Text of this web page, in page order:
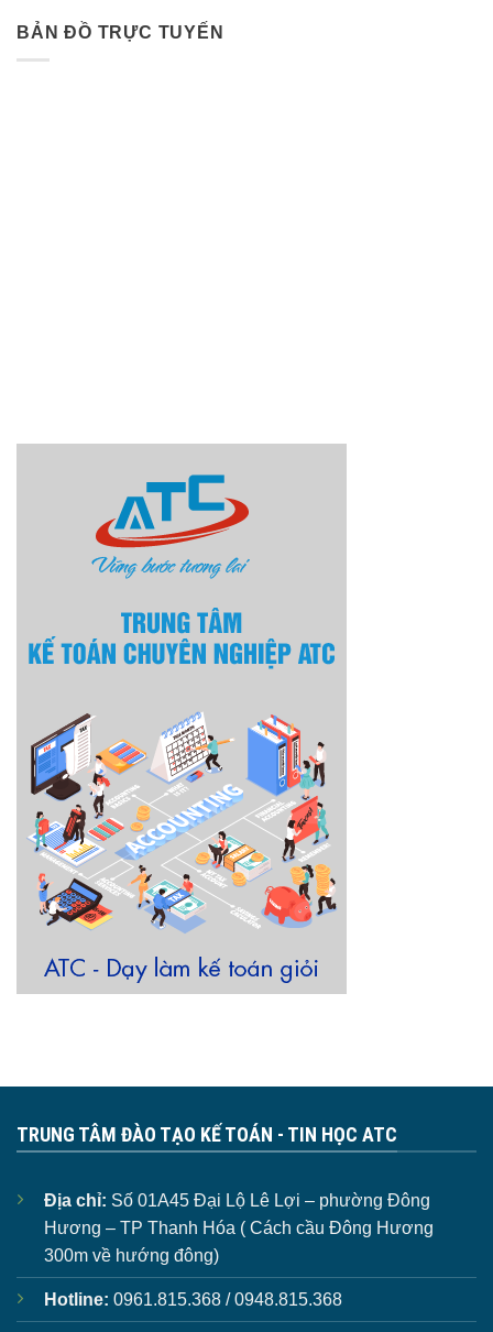
BẢN ĐỒ TRỰC TUYẾN
TRUNG TÂM ĐÀO TẠO KẾ TOÁN - TIN HỌC ATC
Địa chỉ: Số 01A45 Đại Lộ Lê Lợi – phường Đông
Hương – TP Thanh Hóa ( Cách cầu Đông Hương
300m về hướng đông)
Hotline: 0961.815.368 / 0948.815.368